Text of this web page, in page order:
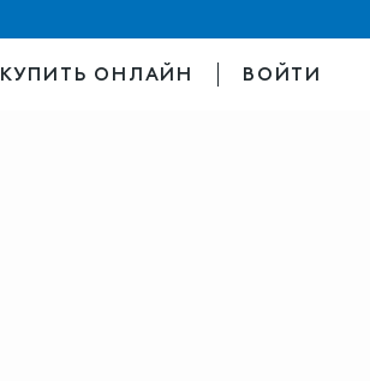
КУПИТЬ ОНЛАЙН ВОЙТИ